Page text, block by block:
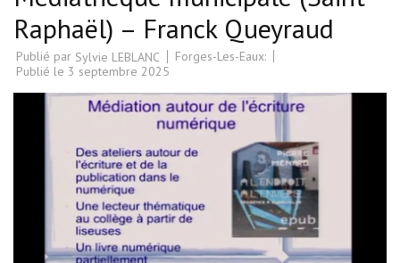
Raphaël) – Franck Queyraud
Publié par Sylvie LEBLANC
Forges-Les-Eaux:
Publié le 3 septembre 2025